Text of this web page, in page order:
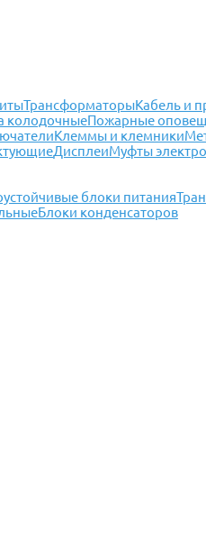
ТрансформаторыКабель и
колодочныеПожарные
Клеммы и клемники
ДисплеиМуфты
блоки питания
Блоки конденсаторов